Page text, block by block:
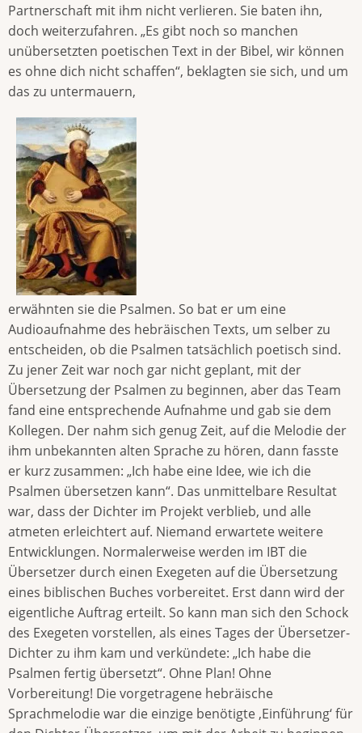
Partnerschaft mit ihm nicht verlieren. Sie baten ihn,
doch weiterzufahren. „Es gibt noch so manchen
unübersetzten poetischen Text in der Bibel, wir können
es ohne dich nicht schaffen“, beklagten sie sich, und um
das zu untermauern,
erwähnten sie die Psalmen. So bat er um eine
Audioaufnahme des hebräischen Texts, um selber zu
entscheiden, ob die Psalmen tatsächlich poetisch sind.
Zu jener Zeit war noch gar nicht geplant, mit der
Übersetzung der Psalmen zu beginnen, aber das Team
fand eine entsprechende Aufnahme und gab sie dem
Kollegen. Der nahm sich genug Zeit, auf die Melodie der
ihm unbekannten alten Sprache zu hören, dann fasste
er kurz zusammen: „Ich habe eine Idee, wie ich die
Psalmen übersetzen kann“. Das unmittelbare Resultat
war, dass der Dichter im Projekt verblieb, und alle
atmeten erleichtert auf. Niemand erwartete weitere
Entwicklungen. Normalerweise werden im IBT die
Übersetzer durch einen Exegeten auf die Übersetzung
eines biblischen Buches vorbereitet. Erst dann wird der
eigentliche Auftrag erteilt. So kann man sich den Schock
des Exegeten vorstellen, als eines Tages der Übersetzer-
Dichter zu ihm kam und verkündete: „Ich habe die
Psalmen fertig übersetzt“. Ohne Plan! Ohne
Vorbereitung! Die vorgetragene hebräische
Sprachmelodie war die einzige benötigte ‚Einführung‘ für